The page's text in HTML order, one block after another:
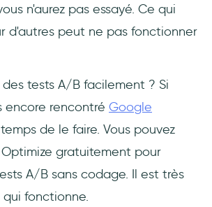
n'aurez pas essayé. Ce qui
d'autres peut ne pas fonctionner
tests A/B facilement ? Si
encore rencontré Google
de le faire. Vous pouvez
gratuitement pour
A/B sans codage. Il est très
fonctionne.